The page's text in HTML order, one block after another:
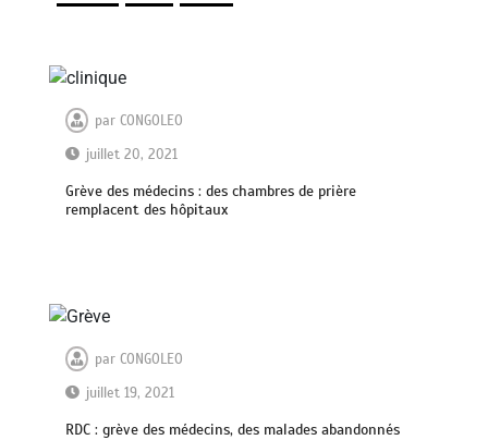
parCONGOLEO
juillet 20, 2021
Grève des médecins : des chambres de prière
remplacent des hôpitaux
parCONGOLEO
juillet 19, 2021
RDC : grève des médecins, des malades abandonnés